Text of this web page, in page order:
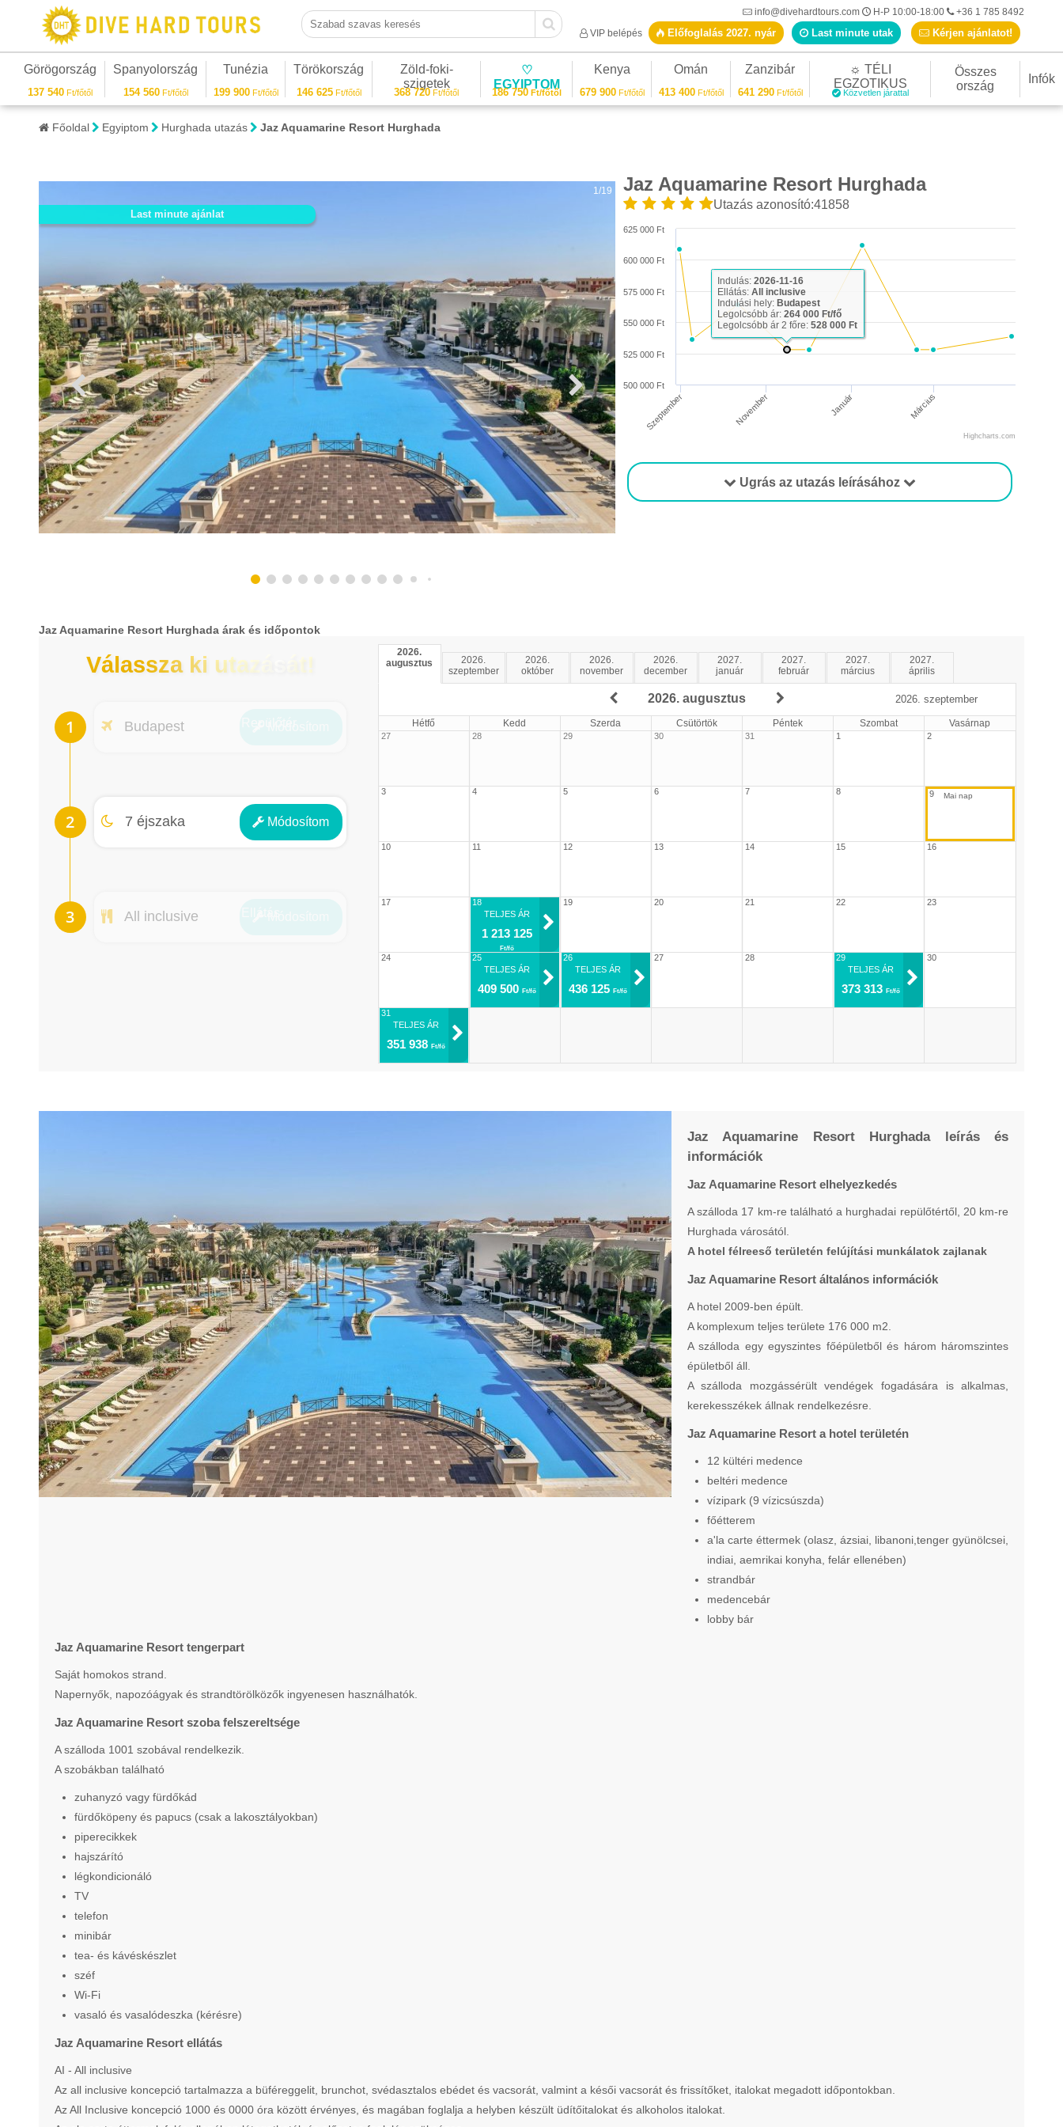
Szabad szavas keresés
info@divehardtours.com H-P 10:00-18:00
+36 1 785 8492
VIP belépés
Előfoglalás 2027. nyár Last minute utak Kérjen ajánlatot!
Görögország
137 540 Ft/főtől
Spanyolország
154 560Ft/főtől
Tunézia
199 900Ft/főtől
Törökország
146 625Ft/főtől
Zöld-foki-
szigetek
368 720 Ft/főtől
♡
EGYIPTOM
186 750Ft/főtől
Kenya
679 900Ft/főtől
Omán
413 400Ft/főtől
Zanzibár
641 290Ft/főtől
☼ TÉLI
EGZOTIKUS
Közvetlen járattal
Összes
ország
Infók
Főoldal Egyiptom Hurghada utazás Jaz Aquamarine Resort Hurghada
Jaz Aquamarine Resort Hurghada
Utazás azonosító:41858
Szeptember November Január Március
500 000 Ft
525 000 Ft
550 000 Ft
575 000 Ft
600 000 Ft
625 000 Ft
Highcharts.com
Indulás:2026-11-16
Ellátás:All inclusive
Indulási hely: Budapest
Legolcsóbb ár:264 000 Ft/fő
Legolcsóbb ár 2 főre:528 000 Ft
Ugrás az utazás leírásához
1/19
Last minute ajánlat
Jaz Aquamarine Resort Hurghada árak és időpontok
Válassza ki utazását!
Budapest
7 éjszaka Módosítom
Éjszakák
All inclusive
2026.
augusztus
2026.
szeptember
2026.
október
2026.
november
2026.
december
2027.
január
2027.
február
2027.
március
2027.
április
2026. augusztus 2026. szeptember
Hétfő Kedd Szerda Csütörtök Péntek Szombat Vasárnap
27 28 29 30 31 1 2
3 4 5 6 7 8 9
10 11 12 13 14 15 16
17
18
TELJES ÁR
1 213 125
Ft/fő
19 20 21 22 23
24
25
TELJES ÁR
409 500Ft/fő
26
TELJES ÁR
436 125Ft/fő
27 28
29
TELJES ÁR
373 313Ft/fő
30
31
TELJES ÁR
351 938Ft/fő
Jaz Aquamarine Resort Hurghada leírás és
információk
Jaz Aquamarine Resort elhelyezkedés
A szálloda 17 km-re található a hurghadai repülőtértől, 20 km-re
Hurghada városától.
A hotel félreeső területén felújítási munkálatok zajlanak
Jaz Aquamarine Resort általános információk
A hotel 2009-ben épült.
A komplexum teljes területe 176 000 m2.
A szálloda egy egyszintes főépületből és három háromszintes
épületből áll.
A szálloda mozgássérült vendégek fogadására is alkalmas,
kerekesszékek állnak rendelkezésre.
Jaz Aquamarine Resort a hotel területén
12 kültéri medence
beltéri medence
vízipark (9 vízicsúszda)
főétterem
a'la carte éttermek (olasz, ázsiai, libanoni,tenger gyünölcsei,
indiai, aemrikai konyha, felár ellenében)
strandbár
medencebár
lobby bár
Jaz Aquamarine Resort tengerpart
Saját homokos strand.
Napernyők, napozóágyak és strandtörölközők ingyenesen használhatók.
Jaz Aquamarine Resort szoba felszereltsége
A szálloda 1001 szobával rendelkezik.
A szobákban található
zuhanyzó vagy fürdőkád
fürdőköpeny és papucs (csak a lakosztályokban)
piperecikkek
hajszárító
légkondicionáló
TV
telefon
minibár
tea- és kávéskészlet
széf
Wi-Fi
vasaló és vasalódeszka (kérésre)
Jaz Aquamarine Resort ellátás
AI - All inclusive
Az all inclusive koncepció tartalmazza a büféreggelit, brunchot, svédasztalos ebédet és vacsorát, valmint a késői vacsorát és frissítőket, italokat megadott időpontokban.
Az All Inclusive koncepció 1000 és 0000 óra között érvényes, és magában foglalja a helyben készült üdítőitalokat és alkoholos italokat.